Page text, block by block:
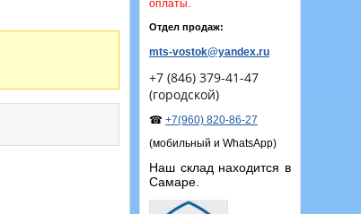
оплаты.
Отдел продаж:
mts-vostok@yandex.ru
+7 (846) 379-41-47
(городской)
☎ +7(960) 820-86-27
(мобильный и WhatsApp)
Наш склад находится в
Самаре.